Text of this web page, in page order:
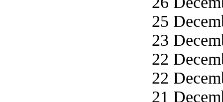
25
23
22
22
21